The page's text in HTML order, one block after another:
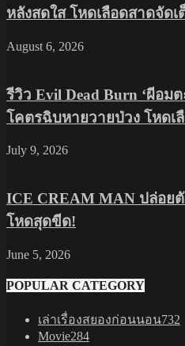
หลังสดใส โหดเลือดสาดจัดเ
August 6, 2026
รีวิว Evil Dead Burn ‘ผีอม
โคตรฉิบหายวายป่วง โหดเ
July 9, 2026
ICE CREAM MAN ปล่อยตั
โหดสุดขีด!
June 5, 2026
POPULAR CATEGORY
เล่าเรื่องสยองก่อนนอน732
Movie284